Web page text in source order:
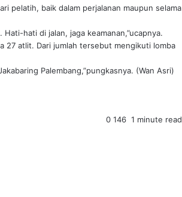
pelatih, baik dalam perjalanan maupun selama
hati di jalan, jaga keamanan,”ucapnya.
27 atlit. Dari jumlah tersebut mengikuti lomba
Palembang,”pungkasnya. (Wan Asri)
0 146 1 minute read